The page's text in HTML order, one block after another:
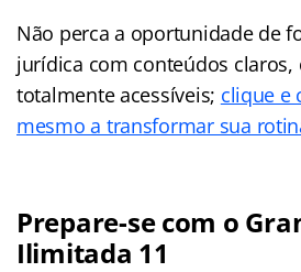
Não perca a oportunidade de
jurídica com conteúdos claros,
totalmente acessíveis; clique e
mesmo a transformar sua
Prepare-se com o
Ilimitada 11